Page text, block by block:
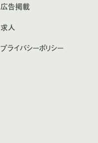
広告掲載
求人
プライバシーポリシー